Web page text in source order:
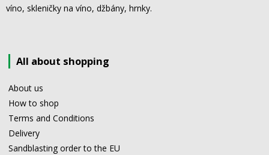
víno, skleničky na víno, džbány, hrnky.
All about shopping
About us
How to shop
Terms and Conditions
Delivery
Sandblasting order to the EU